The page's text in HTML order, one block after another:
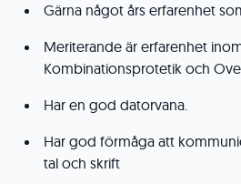
Gärna något års erfarenhet
Meriterande är erfarenhet inom
Kombinationsprotetik och
Har en god datorvana.
Har god förmåga att
tal och skrift